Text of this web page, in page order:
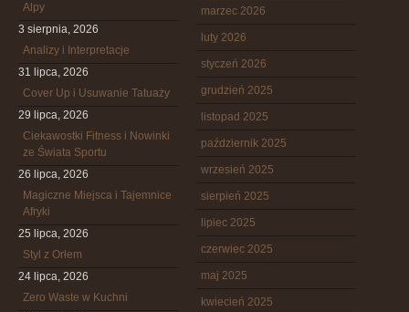
Alpy
3 sierpnia, 2026
Analizy i Interpretacje
31 lipca, 2026
Cover Up i Usuwanie Tatuaży
29 lipca, 2026
Ciekawostki Fitness i Nowinki
ze Świata Sportu
26 lipca, 2026
Magiczne Miejsca i Tajemnice
Afryki
25 lipca, 2026
Styl z Orłem
24 lipca, 2026
Zero Waste w Kuchni
marzec 2026
luty 2026
styczeń 2026
grudzień 2025
listopad 2025
październik 2025
wrzesień 2025
sierpień 2025
lipiec 2025
czerwiec 2025
maj 2025
kwiecień 2025